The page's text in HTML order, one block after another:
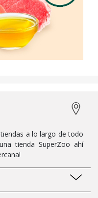
a lo largo de todo
tienda SuperZoo ahí